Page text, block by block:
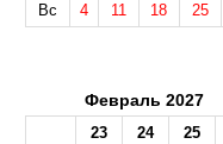
Вс
4 11 18 25
Февраль 2027
23 24
25